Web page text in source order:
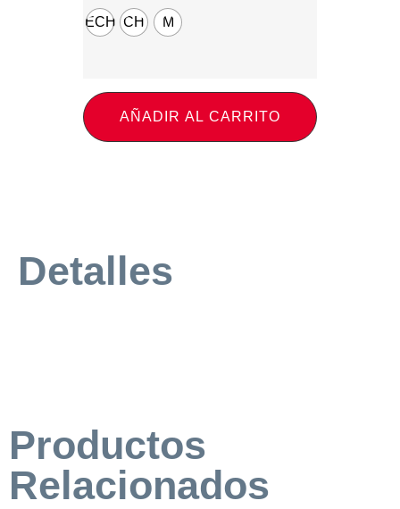
ECH CH M
AÑADIR AL CARRITO
Detalles
Productos
Relacionados